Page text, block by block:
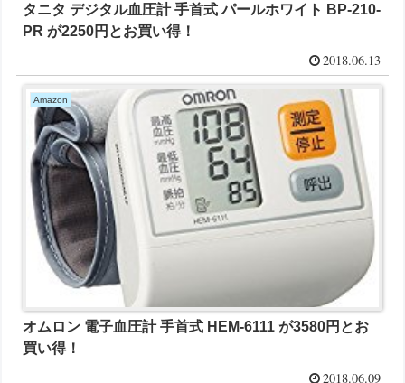
タニタ デジタル血圧計 手首式 パールホワイト BP-210-
PR が2250円とお買い得！
2018.06.13
Amazon
オムロン 電子血圧計 手首式 HEM-6111 が3580円とお
買い得！
2018.06.09